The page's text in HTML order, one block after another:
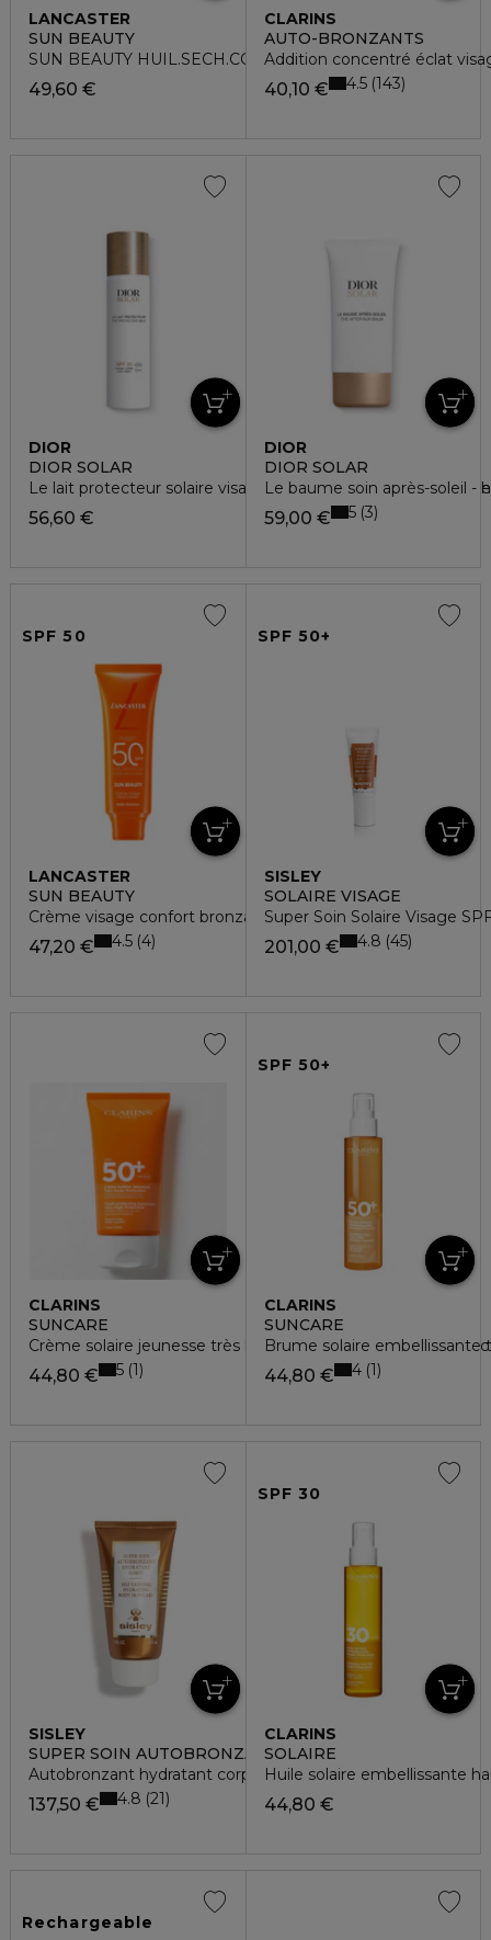
LANCASTER
SUN BEAUTY
SUN BEAUTY HUIL.SECH.CORP.SPF50 150ML VP
49,60 €
CLARINS
AUTO-BRONZANTS
Addition concentré éclat
40,10 € 4.5 143
DIOR
DIOR SOLAR
Le lait protecteur solaire visage et corps spf 30 - haute
56,60 €
DIOR
DIOR SOLAR
Le baume soin après-soleil -
59,00 € 5 3
SPF 50
LANCASTER
SUN BEAUTY
Crème visage confort bronzage lumineux spf50
47,20 € 4.5 4
SPF 50+
SISLEY
SOLAIRE VISAGE
Super Soin Solaire Visage
201,00 € 4.8 45
CLARINS
SUNCARE
Crème solaire jeunesse très haute protection spf 50+
44,80 € 5 1
SPF 50+
CLARINS
SUNCARE
Brume solaire
44,80 € 4 1
SISLEY
SUPER SOIN AUTOBRONZANT
Autobronzant hydratant corps
137,50 € 4.8 21
SPF 30
CLARINS
SOLAIRE
Huile solaire embellissante
44,80 €
Rechargeable